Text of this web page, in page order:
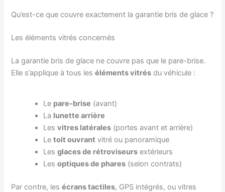
Qu’est-ce que couvre exactement la garantie bris de glace ?
Les éléments vitrés concernés
La garantie bris de glace ne couvre pas que le pare-brise.
Elle s’applique à tous leséléments vitrés du véhicule :
Le pare-brise (avant)
La lunette arrière
Lesvitres latérales (portes avant et arrière)
Letoit ouvrant vitré ou panoramique
Lesglaces de rétroviseurs extérieurs
Lesoptiques de phares (selon contrats)
Par contre, lesécrans tactiles, GPS intégrés, ou vitres